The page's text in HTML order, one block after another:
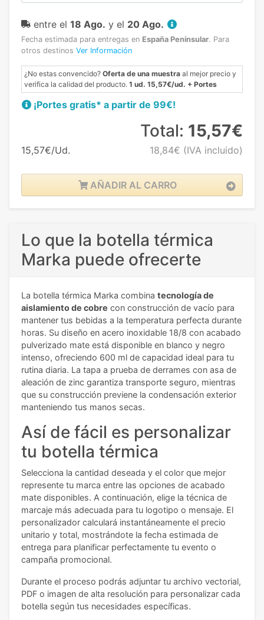
entre el 18 Ago. y el 20 Ago.
Fecha estimada para entregas en España Peninsular. Para
otros destinos Ver Información
¿No estas convencido? Oferta de una muestra al mejor precio y
verifica la calidad del producto. 1 ud. 15,57€/ud. + Portes
¡Portes gratis* a partir de 99€!
15,57€/Ud.
Total: 15,57€
18,84€ (IVA incluido)
AÑADIR AL CARRO
Lo que la botella térmica
Marka puede ofrecerte
La botella térmica Marka combina tecnología de
aislamiento de cobre con construcción de vacío para
mantener tus bebidas a la temperatura perfecta durante
horas. Su diseño en acero inoxidable 18/8 con acabado
pulverizado mate está disponible en blanco y negro
intenso, ofreciendo 600 ml de capacidad ideal para tu
rutina diaria. La tapa a prueba de derrames con asa de
aleación de zinc garantiza transporte seguro, mientras
que su construcción previene la condensación exterior
manteniendo tus manos secas.
Así de fácil es personalizar
tu botella térmica
Selecciona la cantidad deseada y el color que mejor
represente tu marca entre las opciones de acabado
mate disponibles. A continuación, elige la técnica de
marcaje más adecuada para tu logotipo o mensaje. El
personalizador calculará instantáneamente el precio
unitario y total, mostrándote la fecha estimada de
entrega para planificar perfectamente tu evento o
campaña promocional.
Durante el proceso podrás adjuntar tu archivo vectorial,
PDF o imagen de alta resolución para personalizar cada
botella según tus necesidades específicas.